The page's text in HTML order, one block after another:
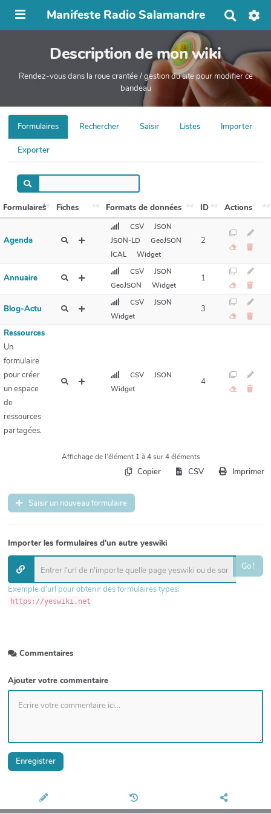
Manifeste Radio Salamandre
e
r
c
e
Description de mon wiki
Rendez-vous dans la roue crantée / gestion du site pour modifier ce
bandeau
Formulaires Rechercher Saisir Listes Importer
Exporter
Formulaires Fiches Formats de données ID Actions
Agenda
CSV
JSON
JSON-LD
GeoJSON
ICAL
Widget
2
Annuaire
CSV
JSON
GeoJSON
Widget
1
Blog-Actu
CSV
JSON
Widget
3
Ressources
Un
formulaire
pour créer
un espace
de
ressources
partagées.
CSV
JSON
Widget
4
Affichage de l'élément 1 à 4 sur 4 éléments
Copier CSV Imprimer
Saisir un nouveau formulaire
Importer les formulaires d'un autre yeswiki
Go !
Exemple d'url pour obtenir des formulaires types:
https://yeswiki.net
Commentaires
Ajouter votre commentaire
Enregistrer